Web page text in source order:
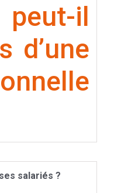
il
d’une
salariés ?